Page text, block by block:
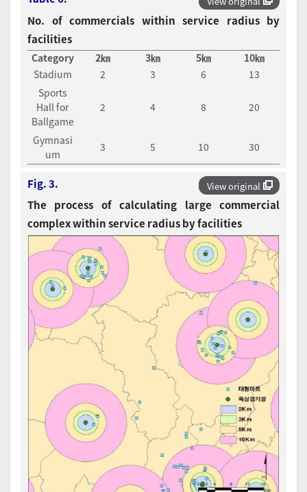
No. of commercials within service radius by
facilities
Category 2㎞ 3㎞ 5㎞
10㎞
Stadium
2 3 6
13
Sports
Hall for
Ballgame
2 4 8 20
Gymnasi
um
3 5 10 30
View original
Fig. 3.
The process of calculating large commercial
complex within service radius by facilities